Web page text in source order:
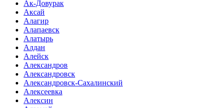
Ак-Довурак
Аксай
Алагир
Алапаевск
Алатырь
Алдан
Алейск
Александров
Александровск
Александровск-Сахалинский
Алексеевка
Алексин